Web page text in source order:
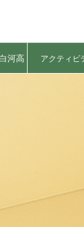
河高 アクティビ